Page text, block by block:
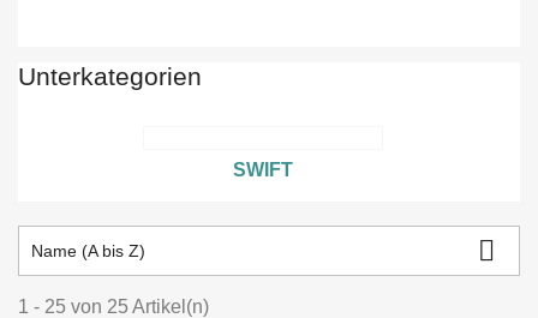
Unterkategorien
SWIFT
Name (A bis Z) 
1 - 25 von 25 Artikel(n)